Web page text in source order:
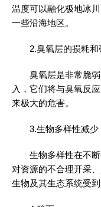
温度可以融化极地冰
一些沿海地区。
2.臭氧层的损耗和
臭氧层是非常脆弱
入，它们将与臭氧反
来极大的危害。
3.生物多样性减少
生物多样性在不断
对资源的不合理开采
生物及其生态系统受